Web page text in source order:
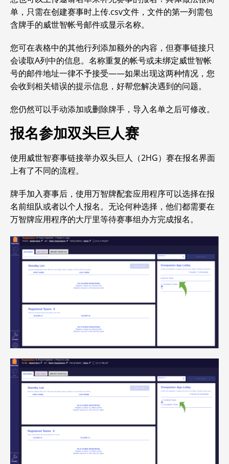
单，只需在创建赛事时上传.csv文件，文件的第一列需包
含牌手的威世智帐号邮件或显示名称。
您可在表格中的其他行列添加额外的内容，但赛事链接只
会读取A列中的信息。名称重复的帐号或未绑定威世智帐
号的邮件地址一律不予接受——如果出现这两种情况，您
会收到相关错误的提示信息，好帮您解决遇到的问题。
您仍然可以手动添加或删除牌手，导入名单之后可修改。
报名参加双头巨人赛
使用威世智赛事链接举办双头巨人（2HG）赛在报名界面
上有了不同的流程。
牌手加入赛事后，使用万智牌配套应用程序可以选择在报
名前组队或者以个人报名。 无论何种选择，他们都需要在
万智牌应用程序的大厅里等待赛事组办方完成报名。